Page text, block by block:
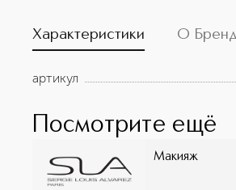
Характеристики О
артикул
Посмотрите ещё
Макияж